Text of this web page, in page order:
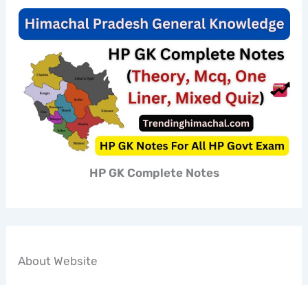
HP GK Complete Notes
About Website